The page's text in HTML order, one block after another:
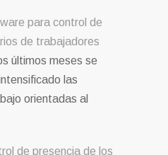
para control de
de trabajadores
últimos meses se
las
orientadas al
de presencia de los